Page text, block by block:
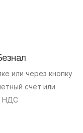
или через кнопку
счёт или
НДС